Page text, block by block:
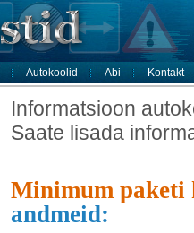
Autokoolid Abi Kontakt
Informatsioon
Saate lisada
Minimum paketi
andmeid: